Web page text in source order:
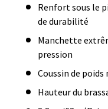
Renfort sous le
de durabilité
Manchette
pression
Coussin de
Hauteur du